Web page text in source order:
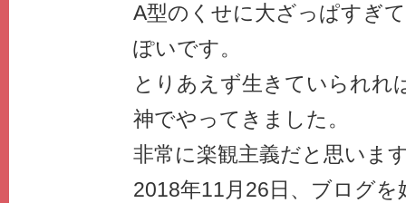
A型のくせに大ざっぱすぎ
ぽいです。
とりあえず生きていられれ
神でやってきました。
非常に楽観主義だと思いま
2018年11月26日、ブログ